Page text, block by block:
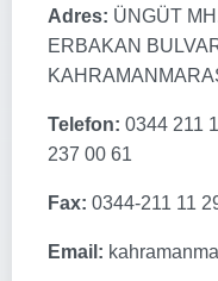
Adres: ÜNGÜT
ERBAKAN
Telefon: 0344 211
237 00 61
Fax: 0344-211 11
Email: